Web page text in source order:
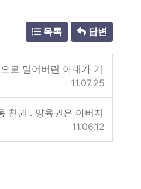
목록 답변
로 밀어버린 아내가 기
11.07.25
친권 . 양육권은 아버지
11.06.12